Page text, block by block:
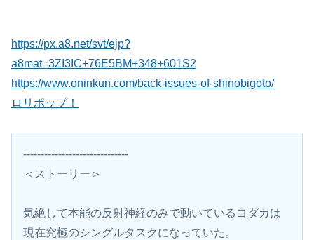
https://px.a8.net/svt/ejp?
a8mat=3ZI3IC+76E5BM+348+601S2
https://www.oninkun.com/back-issues-of-shinobigoto/
ロリポップ！
------------------------------
＜ストーリー＞
気絶して本能の反射神経のみで動いているヨダカは
現在究極のシングルタスクになっていた。